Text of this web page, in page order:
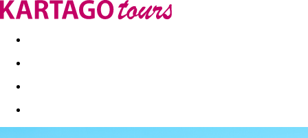
Kapcsolat Nyár 2026 Last Minute